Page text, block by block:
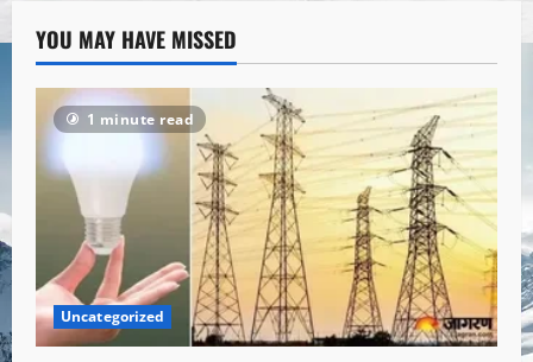
YOU MAY HAVE MISSED
1 minute read
Uncategorized